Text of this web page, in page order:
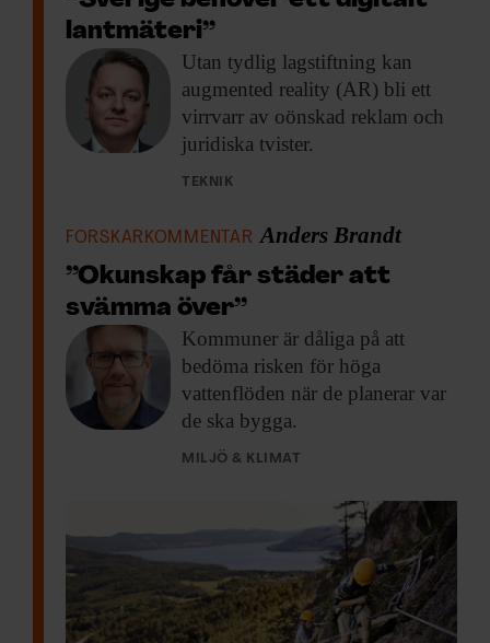
lantmäteri”
Utan tydlig lagstiftning kan
augmented reality (AR) bli ett
virrvarr av oönskad reklam och
juridiska tvister.
TEKNIK
FORSKARKOMMENTAR Anders Brandt
”Okunskap får städer att
svämma över”
Kommuner är dåliga på att
bedöma risken för höga
vattenflöden när de planerar var
de ska bygga.
MILJÖ & KLIMAT